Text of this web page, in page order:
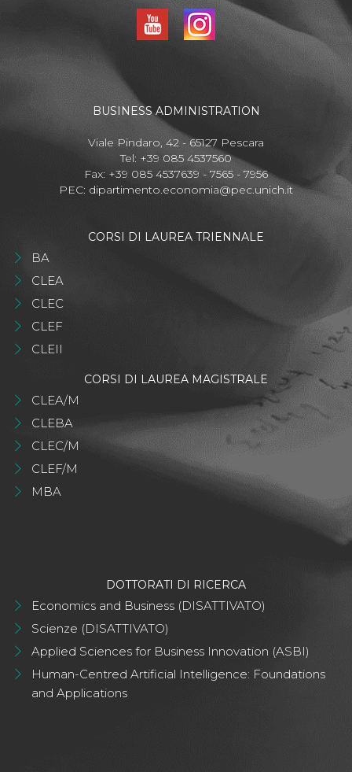
BUSINESS ADMINISTRATION
Viale Pindaro, 42 - 65127 Pescara
Tel: +39 085 4537560
Fax: +39 085 4537639 - 7565 - 7956
PEC: dipartimento.economia@pec.unich.it
CORSI DI LAUREA TRIENNALE
BA
CLEA
CLEC
CLEF
CLEII
CORSI DI LAUREA MAGISTRALE
CLEA/M
CLEBA
CLEC/M
CLEF/M
MBA
DOTTORATI DI RICERCA
Economics and Business (DISATTIVATO)
Scienze (DISATTIVATO)
Applied Sciences for Business Innovation (ASBI)
Human-Centred Artificial Intelligence: Foundations
and Applications